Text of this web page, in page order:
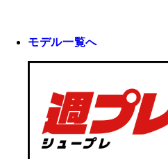
モデル一覧へ